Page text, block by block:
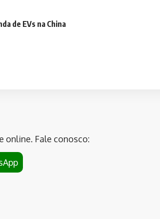
de EVs na China
online. Fale conosco: